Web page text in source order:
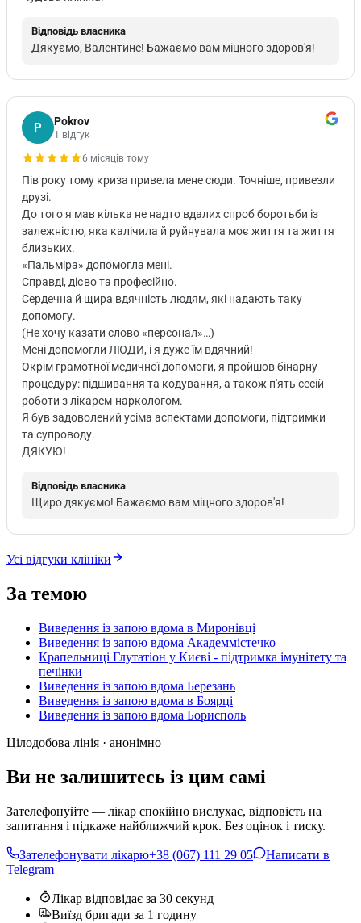
Відповідь власника
Дякуємо, Валентине! Бажаємо вам міцного здоров'я!
P Pokrov
1 відгук
6 місяців тому
Пів року тому криза привела мене сюди. Точніше, привезли
друзі.
До того я мав кілька не надто вдалих спроб боротьби із
залежністю, яка калічила й руйнувала моє життя та життя
близьких.
«Пальміра» допомогла мені.
Справді, дієво та професійно.
Сердечна й щира вдячність людям, які надають таку
допомогу.
(Не хочу казати слово «персонал»…)
Мені допомогли ЛЮДИ, і я дуже їм вдячний!
Окрім грамотної медичної допомоги, я пройшов бінарну
процедуру: підшивання та кодування, а також п'ять сесій
роботи з лікарем-наркологом.
Я був задоволений усіма аспектами допомоги, підтримки
та супроводу.
ДЯКУЮ!
Відповідь власника
Щиро дякуємо! Бажаємо вам міцного здоров'я!
Усі відгуки клініки
За темою
Виведення із запою вдома в Миронівці
Виведення із запою вдома Академмістечко
Крапельниці Глутатіон у Києві - підтримка імунітету та
печінки
Виведення із запою вдома Березань
Виведення із запою вдома в Боярці
Виведення із запою вдома Борисполь
Цілодобова лінія · анонімно
Ви не залишитесь із цим самі
Зателефонуйте — лікар спокійно вислухає, відповість на
запитання і підкаже найближчий крок. Без оцінок і тиску.
Зателефонувати лікарю+38 (067) 111 29 05
Написати в
Telegram
Лікар відповідає за 30 секунд
Виїзд бригади за 1 годину